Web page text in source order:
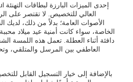
العالي للتخصيص. لا تقتصر على
الأصوات العامة؛ بدلاً من ذلك،
الخاصة، سواء كانت أمنية عيد ميلاد
دافئة أثناء العطلة. تعمل هذه اللمسة
العاطفي بين المرسل والمتلقي،
بالإضافة إلى خيار التسجيل القابل